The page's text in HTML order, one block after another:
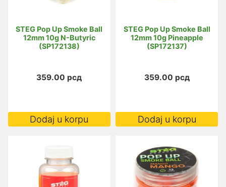
STEG Pop Up Smoke Ball
12mm 10g N-Butyric
(SP172138)
359.00 рсд
Dodaj u korpu
STEG Pop Up Smoke Ball
12mm 10g Pineapple
(SP172137)
359.00 рсд
Dodaj u korpu